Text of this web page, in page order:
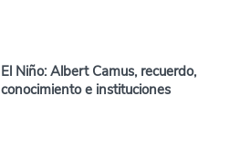
El Niño: Albert Camus, recuerdo,
conocimiento e instituciones